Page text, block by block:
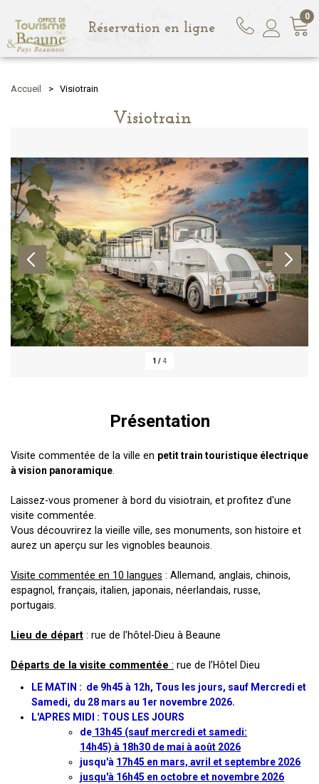
Réservation en ligne
0
Accueil > Visiotrain
Visiotrain
1 /4
Présentation
Visite commentée de la ville en petit train touristique électrique
à vision panoramique
Laissez-vous promener à bord du visiotrain, et profitez d'une
visite commentée.
Vous découvrirez la vieille ville, ses monuments, son histoire et
aurez un aperçu sur les vignobles beaunois.
Visite commentée en 10 langues : Allemand, anglais, chinois,
espagnol, français, italien, japonais, néerlandais, russe,
portugais.
Lieu de départ : rue de l'hôtel-Dieu à Beaune
Départs de la visite commentée : rue de l’Hôtel Dieu
LE MATIN : de 9h45 à 12h, Tous les jours, sauf Mercredi et
Samedi, du 28 mars au 1er novembre 2026.
L'APRES MIDI : TOUS LES JOURS
de 13h45 (sauf mercredi et samedi:
14h45) à 18h30 de mai à août 2026
jusqu'à 17h45 en mars, avril et septembre 2026
jusqu'à 16h45 en octobre et novembre 2026